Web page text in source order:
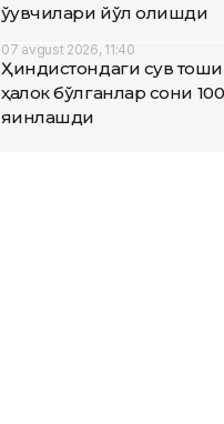
ўқувчилари йўл олишди
07 avgust 2026, 11:40
Ҳиндистондаги сув
ҳалок бўлганлар сони
яқинлашди